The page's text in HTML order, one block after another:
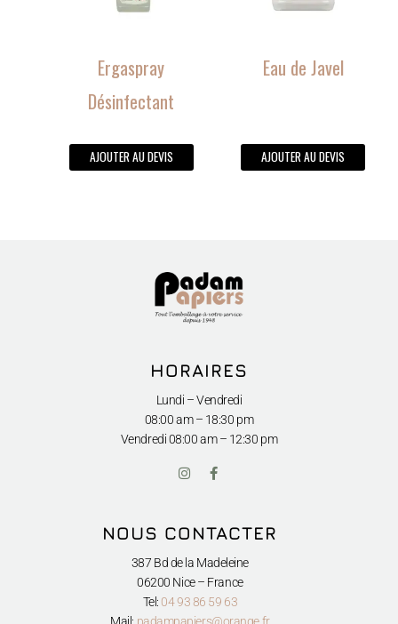
Ergaspray
Désinfectant
AJOUTER AU DEVIS
Eau de Javel
AJOUTER AU DEVIS
HORAIRES
Lundi – Vendredi
08:00 am – 18:30 pm
Vendredi08:00 am – 12:30 pm
I
n
a
g
a
m
F
a
b
o
k
-
f
NOUS CONTACTER
387 Bd de la Madeleine
06200 Nice – France
Tel: 04 93 86 59 63